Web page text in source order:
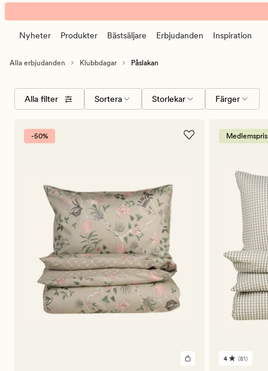
Påslakan
banner.
Klicka
ESCAPE
pausa.
Nyheter Produkter Bästsäljare Erbjudanden Inspiration
Alla erbjudanden Klubbdagar Påslakan
Alla filter
Välj
sorteringsordning
Sortera Storlekar
Storlekar Färger
Färger
-50% Medlemspris
81
4 (81)